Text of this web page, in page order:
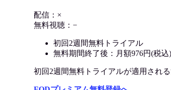
配信：×
無料視聴：−
初回2週間無料トライアル
無料期間終了後：月額976円(税込)
初回2週間無料トライアルが適用され